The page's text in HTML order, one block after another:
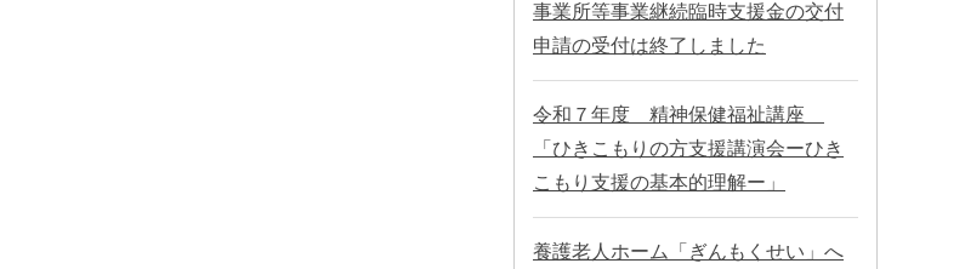
事業所等事業継続臨時支援金の交付
申請の受付は終了しました
令和７年度 精神保健福祉講座
「ひきこもりの方支援講演会ーひき
こもり支援の基本的理解ー」
養護老人ホーム「ぎんもくせい」へ